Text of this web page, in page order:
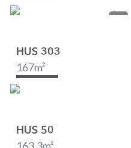
HUS 303
167m²
HUS 50